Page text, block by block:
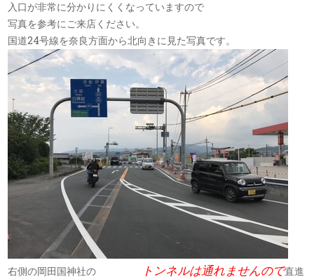
入口が非常に分かりにくくなっていますので
写真を参考にご来店ください。
国道24号線を奈良方面から北向きに見た写真です。
右側の岡田国神社の トンネルは通れませんので直進